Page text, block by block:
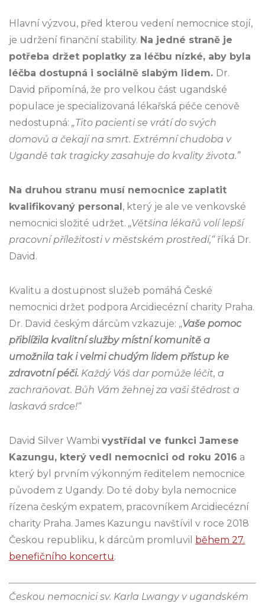
Hlavní výzvou, před kterou vedení nemocnice stojí,
je udržení finanční stability. Na jedné straně je
potřeba držet poplatky za léčbu nízké, aby byla
léčba dostupná i sociálně slabým lidem. Dr.
David připomíná, že pro velkou část ugandské
populace je specializovaná lékařská péče cenově
nedostupná: „Tito pacienti se vrátí do svých
domovů a čekají na smrt. Extrémní chudoba v
Ugandě tak tragicky zasahuje do kvality života.”
Na druhou stranu musí nemocnice zaplatit
kvalifikovaný personal, který je ale ve venkovské
nemocnici složité udržet. „Většina lékařů volí lepší
pracovní příležitosti v městském prostředí,“říká Dr.
David.
Kvalitu a dostupnost služeb pomáhá České
nemocnici držet podpora Arcidiecézní charity Praha.
Dr. David českým dárcům vzkazuje: „Vaše pomoc
přiblížila kvalitní služby místní komunitě a
umožnila tak i velmi chudým lidem přístup ke
zdravotní péči. Každý Váš dar pomůže léčit, a
zachraňovat. Bůh Vám žehnej za vaši štědrost a
laskavá srdce!“
David Silver Wambi vystřídal ve funkci Jamese
Kazungu, který vedl nemocnici od roku 2016 a
který byl prvním výkonným ředitelem nemocnice
původem z Ugandy. Do té doby byla nemocnice
řízena českým expatem, pracovníkem Arcidiecézní
charity Praha. James Kazungu navštívil v roce 2018
Českou republiku, k dárcům promluvil během 27.
benefičního koncertu.
Českou nemocnici sv. Karla Lwangy v ugandském